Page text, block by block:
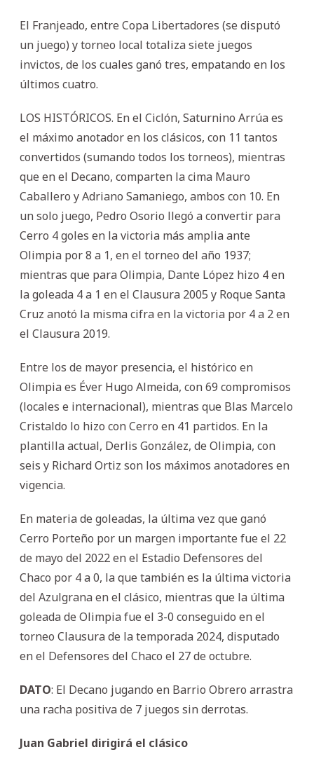
El Franjeado, entre Copa Libertadores (se disputó
un juego) y torneo local totaliza siete juegos
invictos, de los cuales ganó tres, empatando en los
últimos cuatro.
LOS HISTÓRICOS. En el Ciclón, Saturnino Arrúa es
el máximo anotador en los clásicos, con 11 tantos
convertidos (sumando todos los torneos), mientras
que en el Decano, comparten la cima Mauro
Caballero y Adriano Samaniego, ambos con 10. En
un solo juego, Pedro Osorio llegó a convertir para
Cerro 4 goles en la victoria más amplia ante
Olimpia por 8 a 1, en el torneo del año 1937;
mientras que para Olimpia, Dante López hizo 4 en
la goleada 4 a 1 en el Clausura 2005 y Roque Santa
Cruz anotó la misma cifra en la victoria por 4 a 2 en
el Clausura 2019.
Entre los de mayor presencia, el histórico en
Olimpia es Éver Hugo Almeida, con 69 compromisos
(locales e internacional), mientras que Blas Marcelo
Cristaldo lo hizo con Cerro en 41 partidos. En la
plantilla actual, Derlis González, de Olimpia, con
seis y Richard Ortiz son los máximos anotadores en
vigencia.
En materia de goleadas, la última vez que ganó
Cerro Porteño por un margen importante fue el 22
de mayo del 2022 en el Estadio Defensores del
Chaco por 4 a 0, la que también es la última victoria
del Azulgrana en el clásico, mientras que la última
goleada de Olimpia fue el 3-0 conseguido en el
torneo Clausura de la temporada 2024, disputado
en el Defensores del Chaco el 27 de octubre.
DATO: El Decano jugando en Barrio Obrero arrastra
una racha positiva de 7 juegos sin derrotas.
Juan Gabriel dirigirá el clásico